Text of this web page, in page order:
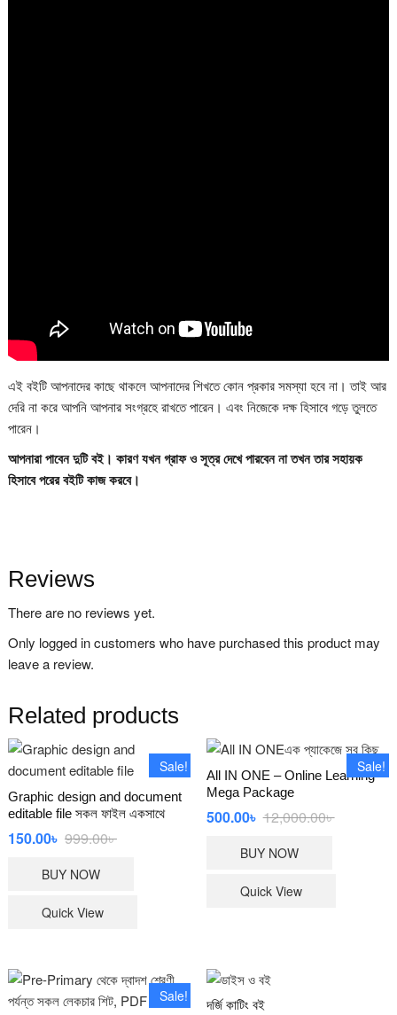
এই বইটি আপনাদের কাছে থাকলে আপনাদের শিখতে কোন প্রকার সমস্যা হবে না। তাই আর
দেরি না করে আপনি আপনার সংগ্রহে রাখতে পারেন। এবং নিজেকে দক্ষ হিসাবে গড়ে তুলতে
পারেন।
আপনারা পাবেন দুটি বই। কারণ যখন গ্রাফ ও সূত্র দেখে পারবেন না তখন তার সহায়ক
হিসাবে পরের বইটি কাজ করবে।
Reviews
There are no reviews yet.
Only logged in customers who have purchased this product may
leave a review.
Related products
Sale!
Graphic design and document
editable file সকল ফাইল একসাথে
999.00৳Original
150.00৳ Current
BUY NOW
Quick View
Sale!
All IN ONE – Online Learning
Mega Package
12,000.00৳Original
500.00৳ Current
BUY NOW
Quick View
Sale!
দর্জি কাটিং বই